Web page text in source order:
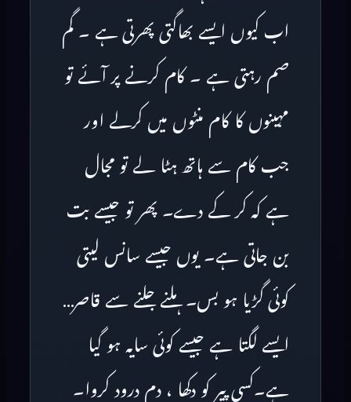
اب کیوں ایسے بھاگتی پھرتی ہے ۔ گم
صم رہتی ہے ۔ کام کرنے پر آئے تو
مہینوں کا کام منٹوں میں کرلے اور
جب کام سے ہاتھ ہٹا لے تو مجال
ہے کہ کر کے دے۔ پھر تو جیسے بت
بن جاتی ہے۔ یوں جیسے سانس لیتی
کوئی گڑیا ہو بس۔ ہلنے جلنے سے قاصر…
ایسے لگتا ہے جیسے کوئی سایہ ہو گیا
ہے۔کسی پیر کو دکھا ، دم درود کروا۔